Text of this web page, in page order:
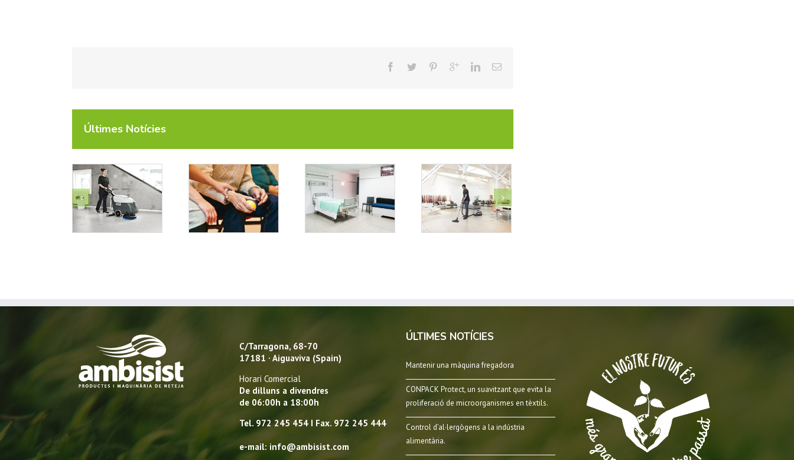
Últimes Notícies
La importància de
la neteja i
La neteja en els
centres
hospitalaris
Aspirador VP600
Bateria
Neteja d’alumini,
acer i plata
C/Tarragona, 68-70
17181 · Aiguaviva (Spain)
Horari Comercial
De dilluns a divendres
de 06:00h a 18:00h
Tel. 972 245 454 I Fax. 972 245 444
e-mail: info@ambisist.com
ÚLTIMES NOTÍCIES
Mantenir una màquina fregadora
CONPACK Protect, un suavitzant que evita la
proliferació de microorganismes en tèxtils.
Control d’al·lergògens a la indústria
alimentària.